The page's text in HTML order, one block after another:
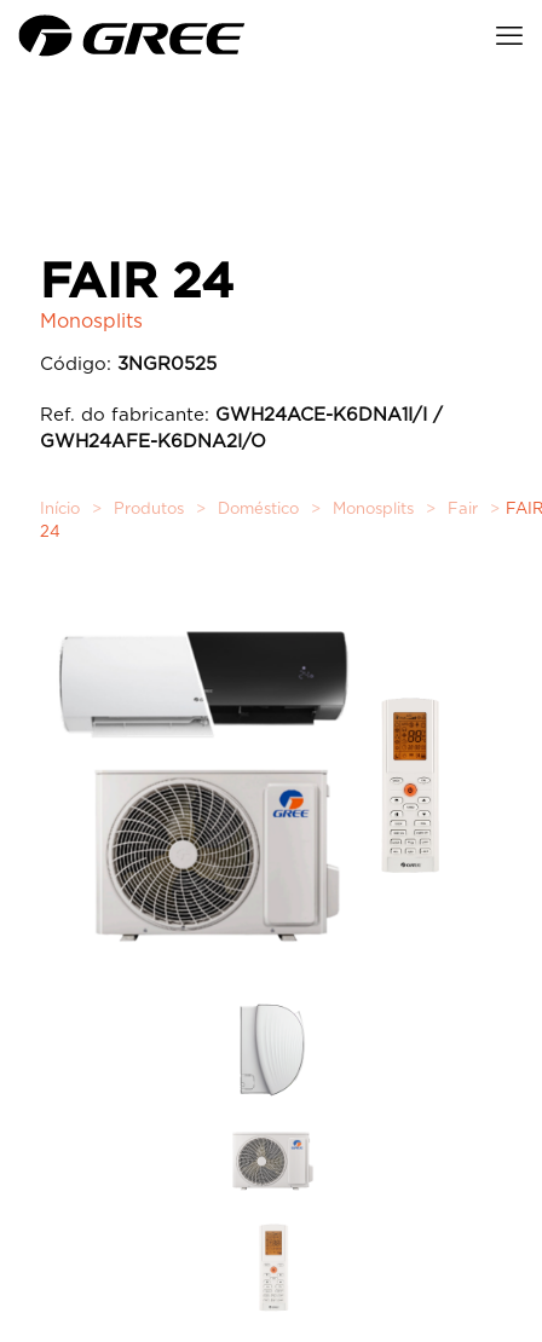
FAIR 24
Monosplits
Código: 3NGR0525
Ref. do fabricante: GWH24ACE-K6DNA1I/I /
GWH24AFE-K6DNA2I/O
Início > Produtos > Doméstico > Monosplits > Fair >
FAIR
24